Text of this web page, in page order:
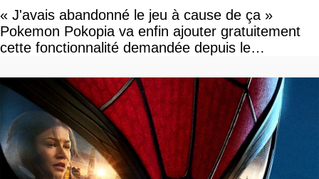
« J'avais abandonné le jeu à cause de ça »
Pokemon Pokopia va enfin ajouter gratuitement
cette fonctionnalité demandée depuis le